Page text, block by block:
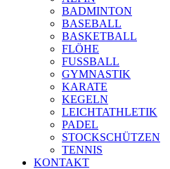
BADMINTON
BASEBALL
BASKETBALL
FLÖHE
FUSSBALL
GYMNASTIK
KARATE
KEGELN
LEICHTATHLETIK
PADEL
STOCKSCHÜTZEN
TENNIS
KONTAKT